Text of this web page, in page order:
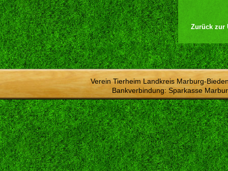
Zurück zur
Verein Tierheim Landkreis Marburg-
Bankverbindung: Sparkasse